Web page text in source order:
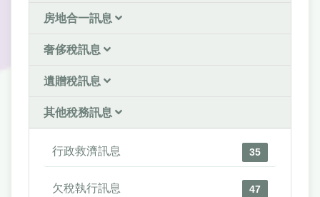
房地合一訊息
奢侈稅訊息
遺贈稅訊息
其他稅務訊息
行政救濟訊息 35
欠稅執行訊息 47